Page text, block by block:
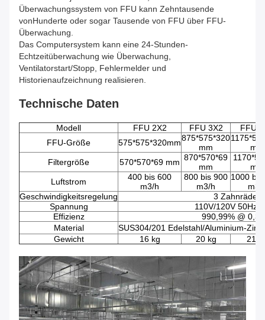
Überwachungssystem von FFU kann Zehntausende
vonHunderte oder sogar Tausende von FFU über FFU-
Überwachung.
Das Computersystem kann eine 24-Stunden-
Echtzeitüberwachung wie Überwachung,
Ventilatorstart/Stopp, Fehlermelder und
Historienaufzeichnung realisieren.
Technische Daten
Modell FFU 2X2 FFU 3X2
FFU
FFU-Größe
575*575*320mm875*575*320
mm
mm
Filtergröße
570*570*69 mm 870*570*69
mm
mm
Luftstrom
400 bis 600
m3/h
800 bis 900
m3/h
1000 bis
m3/
Geschwindigkeitsregelung
3 Zahnräder
Spannung
110V/120V 50Hz/
Effizienz
990,99% @
Material
SUS304/201 Edelstahl/Aluminium-
Gewicht
16 kg 20 kg 21